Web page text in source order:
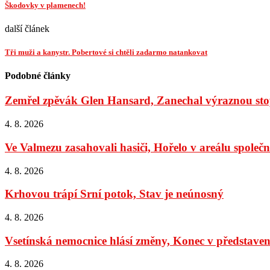
Škodovky v plamenech!
další článek
Tři muži a kanystr. Pobertové si chtěli zadarmo natankovat
Podobné články
Zemřel zpěvák Glen Hansard, Zanechal výraznou
4. 8. 2026
Ve Valmezu zasahovali hasiči, Hořelo v areálu
4. 8. 2026
Krhovou trápí Srní potok, Stav je neúnosný
4. 8. 2026
Vsetínská nemocnice hlásí změny, Konec v
4. 8. 2026